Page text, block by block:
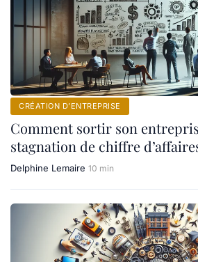
CRÉATION D’ENTREPRISE
Comment sortir son
stagnation de chiffre
Delphine Lemaire 10 min